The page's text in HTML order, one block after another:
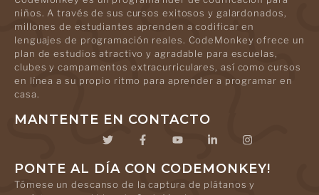
niños. A través de sus cursos exitosos y galardonados,
millones de estudiantes aprenden a codificar en
lenguajes de programación reales. CodeMonkey ofrece un
plan de estudios atractivo y agradable para escuelas,
clubes y campamentos extracurriculares, así como cursos
en línea a su propio ritmo para aprender a programar en
casa.
MANTENTE EN CONTACTO
PONTE AL DÍA CON CODEMONKEY!
Tómese un descanso de la captura de plátanos y